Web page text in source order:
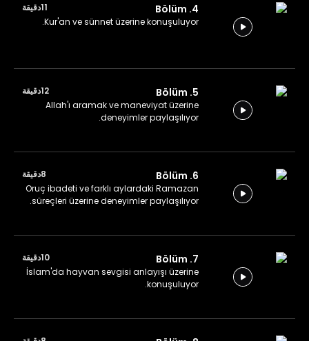
4. Bölüm
11دقيقة
Kur'an ve sünnet üzerine konuşuluyor.
5. Bölüm
12دقيقة
Allah'ı aramak ve maneviyat üzerine
deneyimler paylaşılıyor.
6. Bölüm
8دقيقة
Oruç ibadeti ve farklı aylardaki Ramazan
süreçleri üzerine deneyimler paylaşılıyor.
7. Bölüm
10دقيقة
İslam'da hayvan sevgisi anlayışı üzerine
konuşuluyor.